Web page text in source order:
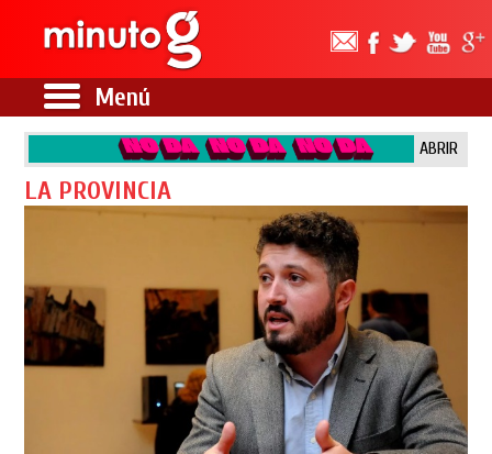
Menú
ABRIR
LA PROVINCIA